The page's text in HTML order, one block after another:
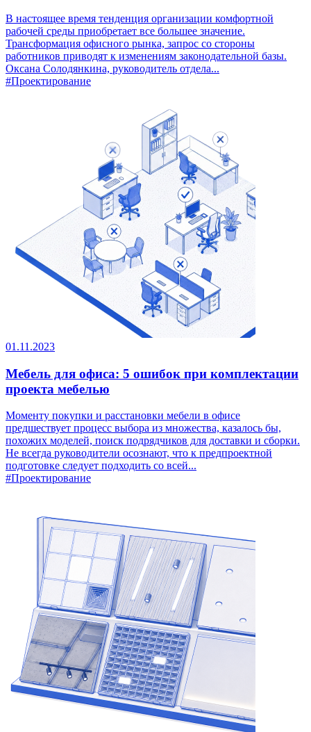
В настоящее время тенденция организации комфортной
рабочей среды приобретает все большее значение.
Трансформация офисного рынка, запрос со стороны
работников приводят к изменениям законодательной базы.
Оксана Солодянкина, руководитель отдела...
#Проектирование
01.11.2023
Мебель для офиса: 5 ошибок при комплектации
проекта мебелью
Моменту покупки и расстановки мебели в офисе
предшествует процесс выбора из множества, казалось бы,
похожих моделей, поиск подрядчиков для доставки и сборки.
Не всегда руководители осознают, что к предпроектной
подготовке следует подходить со всей...
#Проектирование